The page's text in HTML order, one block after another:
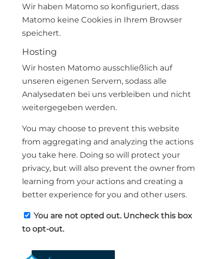
Wir haben Matomo so konfiguriert, dass
Matomo keine Cookies in Ihrem Browser
speichert.
Hosting
Wir hosten Matomo ausschließlich auf
unseren eigenen Servern, sodass alle
Analysedaten bei uns verbleiben und nicht
weitergegeben werden.
You may choose to prevent this website
from aggregating and analyzing the actions
you take here. Doing so will protect your
privacy, but will also prevent the owner from
learning from your actions and creating a
better experience for you and other users.
You are not opted out. Uncheck this box
to opt-out.